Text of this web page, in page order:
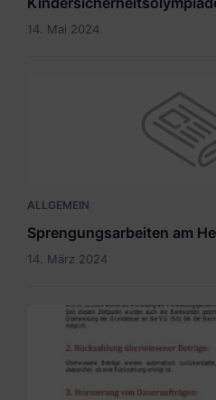
14. Mai 2024
ALLGEMEIN
Sprengungsarbeiten am
14. März 2024
Grundsteuer